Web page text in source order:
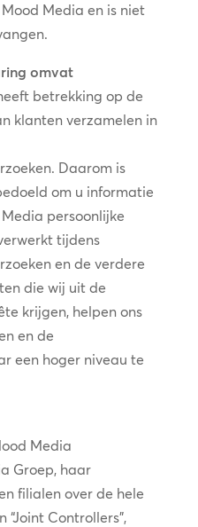
Media en is niet
omvat
betrekking op de
klanten verzamelen in
Daarom is
om u informatie
persoonlijke
tijdens
en de verdere
die wij uit de
krijgen, helpen ons
en de
een hoger niveau te
Media
Groep, haar
filialen over de hele
Controllers”,